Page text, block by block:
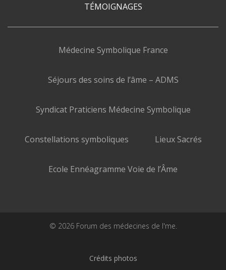
TÉMOIGNAGES
Médecine Symbolique France
Séjours des soins de l’âme – ADMS
Syndicat Praticiens Médecine Symbolique
Constellations symboliques Lieux Sacrés
Ecole Ennéagramme Voie de l’Âme
© 2026 Forum des médecines de l'me.
Crédits photos